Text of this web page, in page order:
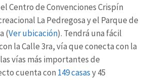
Centro de Convenciones Crispín
La Pedregosa y el Parque de
(Ver ubicación). Tendrá una fácil
la Calle 3ra, vía que conecta con la
vías más importantes de
cuenta con 149 casasy 45